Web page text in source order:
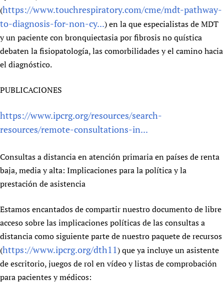
(https://www.touchrespiratory.com/cme/mdt-pathway-
to-diagnosis-for-non-cy...) en la que especialistas de MDT
y un paciente con bronquiectasia por fibrosis no quística
debaten la fisiopatología, las comorbilidades y el camino hacia
el diagnóstico.
PUBLICACIONES
https://www.ipcrg.org/resources/search-
resources/remote-consultations-in...
Consultas a distancia en atención primaria en países de renta
baja, media y alta: Implicaciones para la política y la
prestación de asistencia
Estamos encantados de compartir nuestro documento de libre
acceso sobre las implicaciones políticas de las consultas a
distancia como siguiente parte de nuestro paquete de recursos
(https://www.ipcrg.org/dth11) que ya incluye un asistente
de escritorio, juegos de rol en vídeo y listas de comprobación
para pacientes y médicos: